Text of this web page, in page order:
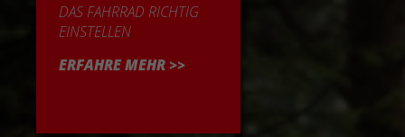
DAS FAHRRAD RICHTIG
EINSTELLEN
ERFAHRE MEHR >>